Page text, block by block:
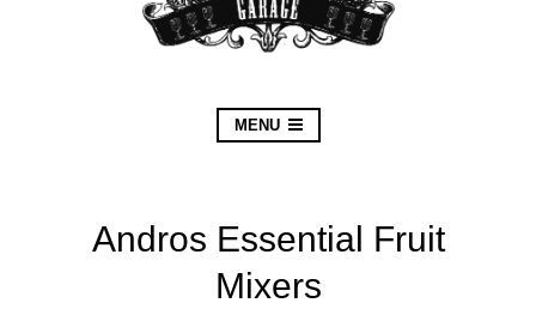
MENU
Andros Essential Fruit
Mixers